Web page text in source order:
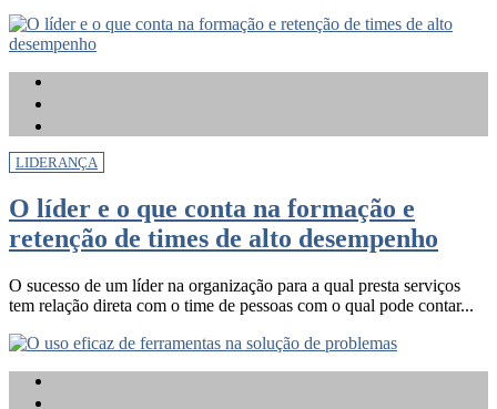
LIDERANÇA
O líder e o que conta na formação e
retenção de times de alto desempenho
O sucesso de um líder na organização para a qual presta serviços
tem relação direta com o time de pessoas com o qual pode contar...